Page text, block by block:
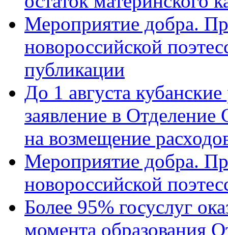
Мероприятие добра.
новороссийской
публикации
До 1 августа
заявление в
на возмещение
Мероприятие добра.
новороссийской
Более 95% госуслуг
момента образования